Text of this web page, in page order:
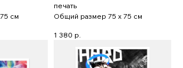
см
печать
Общий размер 75 x 75 см
1 380 р.